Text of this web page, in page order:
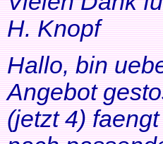
H. Knopf
Hallo, bin
Angebot
(jetzt 4)